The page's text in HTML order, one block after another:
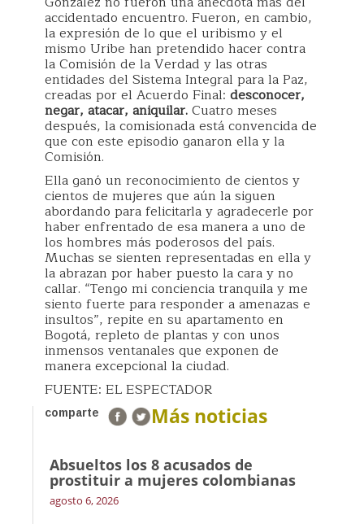
accidentado encuentro. Fueron, en cambio,
la expresión de lo que el uribismo y el
mismo Uribe han pretendido hacer contra
la Comisión de la Verdad y las otras
entidades del Sistema Integral para la Paz,
creadas por el Acuerdo Final: desconocer,
negar, atacar, aniquilar.Cuatro meses
después, la comisionada está convencida de
que con este episodio ganaron ella y la
Comisión.
Ella ganó un reconocimiento de cientos y
cientos de mujeres que aún la siguen
abordando para felicitarla y agradecerle por
haber enfrentado de esa manera a uno de
los hombres más poderosos del país.
Muchas se sienten representadas en ella y
la abrazan por haber puesto la cara y no
callar. “Tengo mi conciencia tranquila y me
siento fuerte para responder a amenazas e
insultos”, repite en su apartamento en
Bogotá, repleto de plantas y con unos
inmensos ventanales que exponen de
manera excepcional la ciudad.
FUENTE: EL ESPECTADOR
comparte Más noticias
Absueltos los 8 acusados de
prostituir a mujeres colombianas
agosto 6, 2026